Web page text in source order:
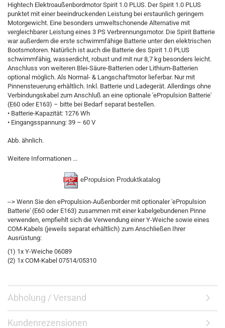
Hightech Elektroaußenbordmotor Spirit 1.0 PLUS. Der Spirit 1.0 PLUS
punktet mit einer beeindruckenden Leistung bei erstaunlich geringem
Motorgewicht. Eine besonders umweltschonende Alternative mit
vergleichbarer Leistung eines 3 PS Verbrennungsmotor. Die Spirit Batterie
war außerdem die erste schwimmfähige Batterie unter den elektrischen
Bootsmotoren. Natürlich ist auch die Batterie des Spirit 1.0 PLUS
schwimmfähig, wasserdicht, robust und mit nur 8,7 kg besonders leicht.
Anschluss von weiteren Blei-Säure-Batterien oder Lithium-Batterien
optional möglich. Als Normal- & Langschaftmotor lieferbar. Nur mit
Pinnensteuerung erhältlich. Inkl. Batterie und Ladegerät. Allerdings ohne
Verbindungskabel zum Anschluß an eine optionale 'ePropulsion Batterie'
(E60 oder E163) – bitte bei Bedarf separat bestellen.
• Batterie-Kapazität: 1276 Wh
• Eingangsspannung: 39 – 60 V
Abb. ähnlich.
Weitere Informationen ...
ePropulsion Produktkatalog
--> Wenn Sie den ePropulsion-Außenborder mit optionaler 'ePropulsion
Batterie' (E60 oder E163) zusammen mit einer kabelgebundenen Pinne
verwenden, empfiehlt sich die Verwendung einer Y-Weiche sowie eines
COM-Kabels (jeweils separat erhältlich) zum Anschließen Ihrer
Ausrüstung:
(1) 1x Y-Weiche 06089
(2) 1x COM-Kabel 07514/05310
Abholung / Versand
Kundenrezensionen